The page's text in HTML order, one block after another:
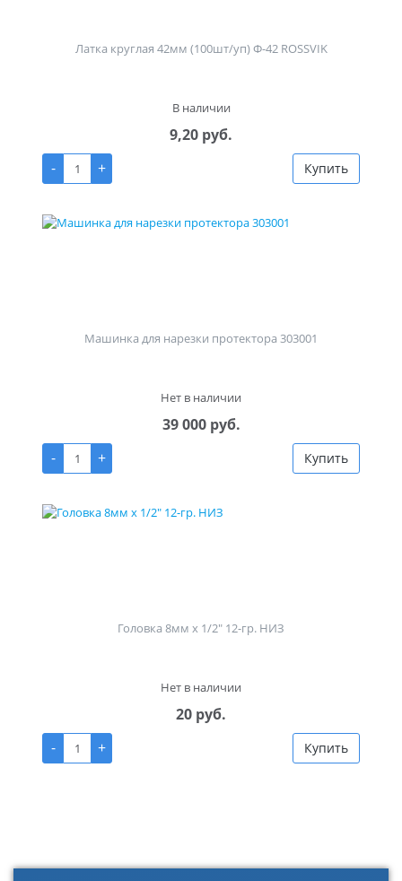
Латка круглая 42мм (100шт/уп) Ф-42 ROSSVIK
В наличии
9,20 руб.
-
+ Купить
Машинка для нарезки протектора 303001
Нет в наличии
39 000 руб.
-
+ Купить
Головка 8мм х 1/2" 12-гр. НИЗ
Нет в наличии
20 руб.
-
+ Купить